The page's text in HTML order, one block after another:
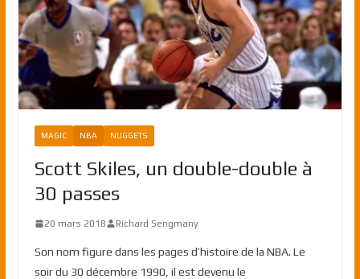
MAGIC NBA NUGGETS
Scott Skiles, un double-double à
30 passes
20 mars 2018 Richard Sengmany
Son nom figure dans les pages d’histoire de la NBA. Le
soir du 30 décembre 1990, il est devenu le